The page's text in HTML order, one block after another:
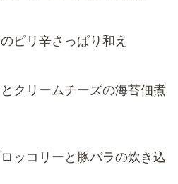
ピリ辛さっぱり和え
クリームチーズの海苔佃煮
ッコリーと豚バラの炊き込